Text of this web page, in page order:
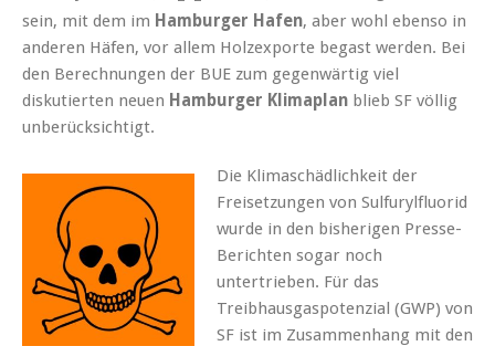
sein, mit dem im Hamburger Hafen, aber wohl ebenso in
anderen Häfen, vor allem Holzexporte begast werden. Bei
den Berechnungen der BUE zum gegenwärtig viel
diskutierten neuen Hamburger Klimaplan blieb SF völlig
unberücksichtigt.
Die Klimaschädlichkeit der
Freisetzungen von Sulfurylfluorid
wurde in den bisherigen Presse-
Berichten sogar noch
untertrieben. Für das
Treibhausgaspotenzial (GWP) von
SF ist im Zusammenhang mit den